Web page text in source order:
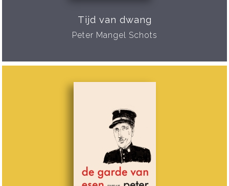
Tijd van dwang
Peter Mangel Schots